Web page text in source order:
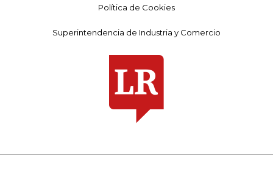
Política de Cookies
Superintendencia de Industria y Comercio